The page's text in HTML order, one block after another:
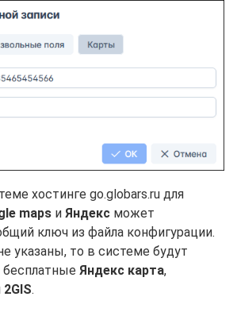
хостинге go.globars.ru для
maps и Яндекс может
ключ из файла конфигурации.
указаны, то в системе будут
Яндекс карта,
2GIS.